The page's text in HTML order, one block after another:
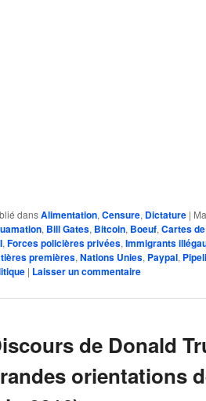
dansAlimentation, Censure, Dictature |
, Bill Gates, Bitcoin, Boeuf, Cartes
, Forces policières privées, Immigrants
premières, Nations Unies, Paypal,
| Laisser un commentaire
de Donald
orientations